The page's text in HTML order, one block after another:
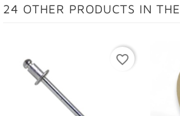
24 OTHER PRODUCTS IN
favorite_border